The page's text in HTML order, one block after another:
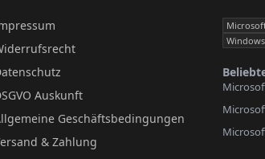
Auskunft
Geschäftsbedingungen
& Zahlung